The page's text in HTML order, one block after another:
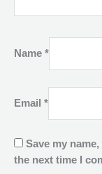
Name *
Email *
Save my
the next time I